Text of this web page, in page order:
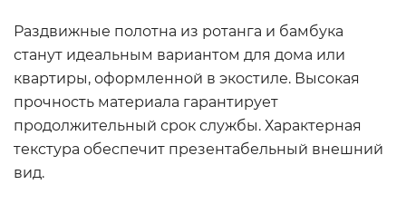
Раздвижные полотна из ротанга и бамбука
станут идеальным вариантом для дома или
квартиры, оформленной в экостиле. Высокая
прочность материала гарантирует
продолжительный срок службы. Характерная
текстура обеспечит презентабельный внешний
вид.